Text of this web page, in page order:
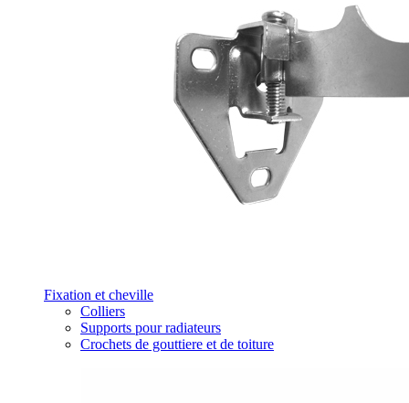
Fixation et cheville
Colliers
Supports pour radiateurs
Crochets de gouttiere et de toiture